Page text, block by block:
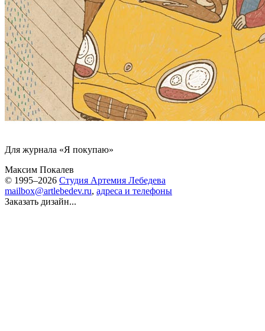
Для журнала «Я покупаю»
Максим Покалев
© 1995–2026 Студия Артемия Лебедева
mailbox@artlebedev.ru, адреса и телефоны
Заказать дизайн...